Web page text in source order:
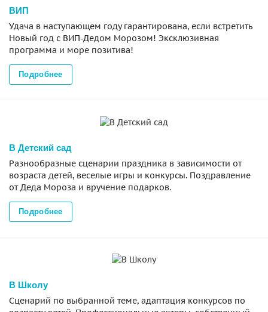
ВИП
Удача в наступающем году гарантирована, если встретить
Новый год с ВИП-Дедом Морозом! Эксклюзивная
программа и море позитива!
Подробнее
В Детский сад
Разнообразные сценарии праздника в зависимости от
возраста детей, веселые игры и конкурсы. Поздравление
от Деда Мороза и вручение подарков.
Подробнее
В Школу
Сценарий по выбранной теме, адаптация конкурсов по